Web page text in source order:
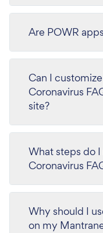
Are POWR
Can I
Coronavirus
site?
What steps do
Coronavirus
Why should I
on my